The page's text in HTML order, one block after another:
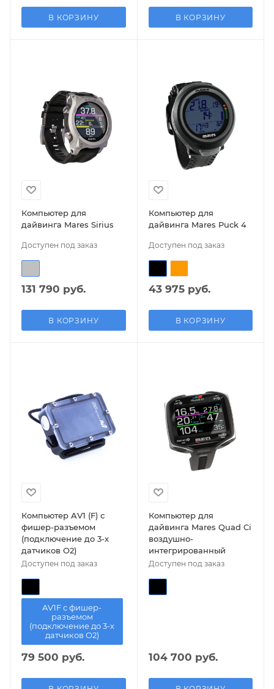
В КОРЗИНУ В КОРЗИНУ
Компьютер для
дайвинга Mares Sirius
Доступен под заказ
131 790 руб.
В КОРЗИНУ
Компьютер для
дайвинга Mares Puck 4
Доступен под заказ
43 975 руб.
В КОРЗИНУ
Компьютер AV1 (F) с
фишер-разъемом
(подключение до 3-х
датчиков О2)
Доступен под заказ
AV1F с фишер-
разъемом
(подключение до 3-х
датчиков О2)
79 500 руб.
Компьютер для
дайвинга Mares Quad Ci
воздушно-
интегрированный
Доступен под заказ
104 700 руб.